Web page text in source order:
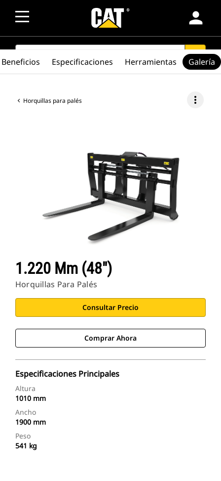
person
SEARCH search
Horquillas para palés more_vert
1.220 Mm (48")
Horquillas Para Palés
Consultar Precio
Comprar Ahora
Especificaciones Principales
Altura
1010 mm
Ancho
1900 mm
Peso
541 kg
Beneficios Especificaciones Herramientas Galería